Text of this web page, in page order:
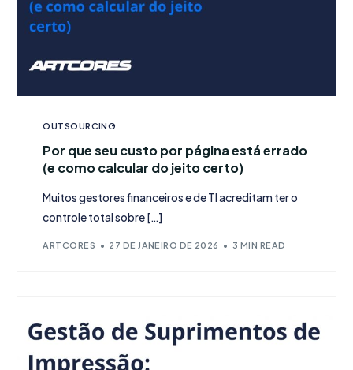
OUTSOURCING
Por que seu custo por página está errado
(e como calcular do jeito certo)
Muitos gestores financeiros e de TI acreditam ter o
controle total sobre […]
ARTCORES 27 DE JANEIRO DE 2026 3 MIN READ